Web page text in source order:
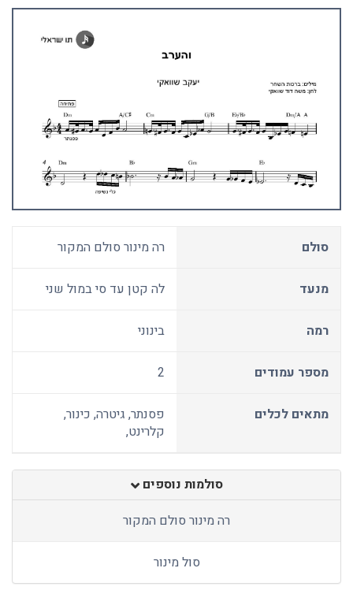
סולם רה מינור סולם המקור
מנעד לה קטן עד סי במול שני
רמה בינוני
מספר עמודים 2
מתאים לכלים
פסנתר, גיטרה, כינור,
קלרינט,
סולמות נוספים
רה מינור סולם המקור
סול מינור